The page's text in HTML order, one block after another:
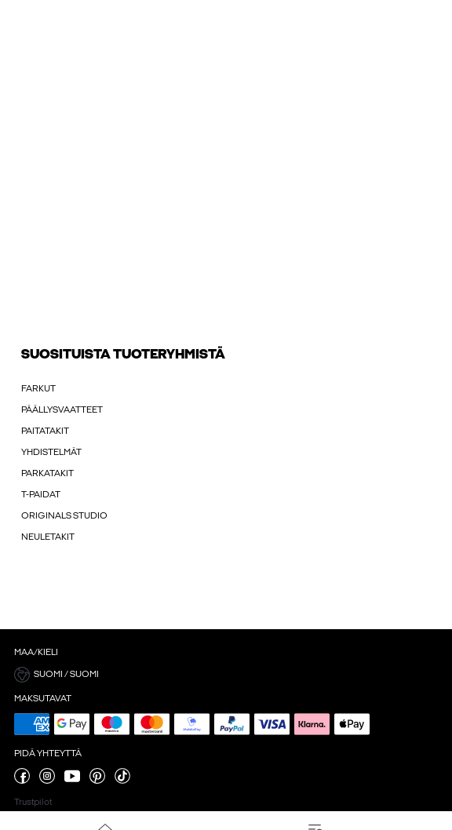
SUOSITUISTA TUOTERYHMISTÄ
FARKUT
PÄÄLLYSVAATTEET
PAITATAKIT
YHDISTELMÄT
PARKATAKIT
T-PAIDAT
ORIGINALS STUDIO
NEULETAKIT
MAA/KIELI
SUOMI / SUOMI
MAKSUTAVAT
PIDÄ YHTEYTTÄ
Trustpilot